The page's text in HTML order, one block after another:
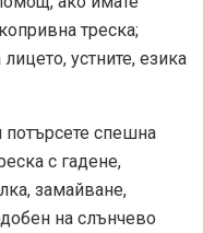
треска;
устните, езика
потърсете спешна
с гадене,
замайване,
на слънчево